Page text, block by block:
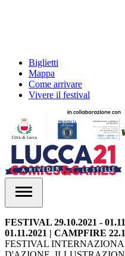
Biglietti
Mappa
Come arrivare
Vivere il festival
FESTIVAL 29.10.2021 -
01.11.2021 | CAMPFIRE
FESTIVAL